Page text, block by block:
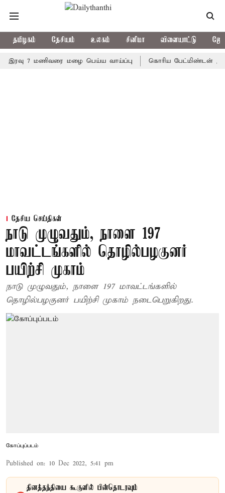
தமிழகம் தேசியம் உலகம் சினிமா விளையாட்டு
7 மணிவரை மழை பெய்ய வாய்ப்பு கொரிய பேட்மிண்டன் இறுதி
தேசிய செய்திகள்
நாடு முழுவதும், நாளை 197
மாவட்டங்களில் தொழில்பழகுனர்
பயிற்சி முகாம்
நாடு முழுவதும், நாளை 197 மாவட்டங்களில்
தொழில்பழகுனர் பயிற்சி முகாம் நடைபெறுகிறது.
கோப்புப்படம்
Published on: 10 Dec 2022, 5:41 pm
தினத்தந்தியை கூகுளில் பின்தொடரவும்